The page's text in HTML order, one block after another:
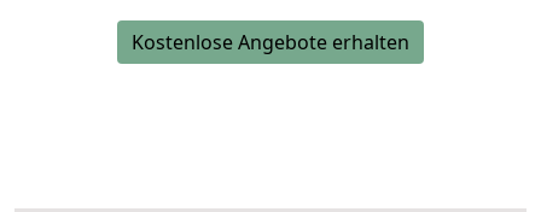
Kostenlose Angebote erhalten